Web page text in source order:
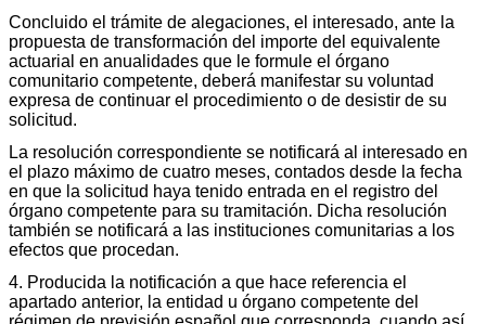
Concluido el trámite de alegaciones, el interesado, ante la
propuesta de transformación del importe del equivalente
actuarial en anualidades que le formule el órgano
comunitario competente, deberá manifestar su voluntad
expresa de continuar el procedimiento o de desistir de su
solicitud.
La resolución correspondiente se notificará al interesado en
el plazo máximo de cuatro meses, contados desde la fecha
en que la solicitud haya tenido entrada en el registro del
órgano competente para su tramitación. Dicha resolución
también se notificará a las instituciones comunitarias a los
efectos que procedan.
4. Producida la notificación a que hace referencia el
apartado anterior, la entidad u órgano competente del